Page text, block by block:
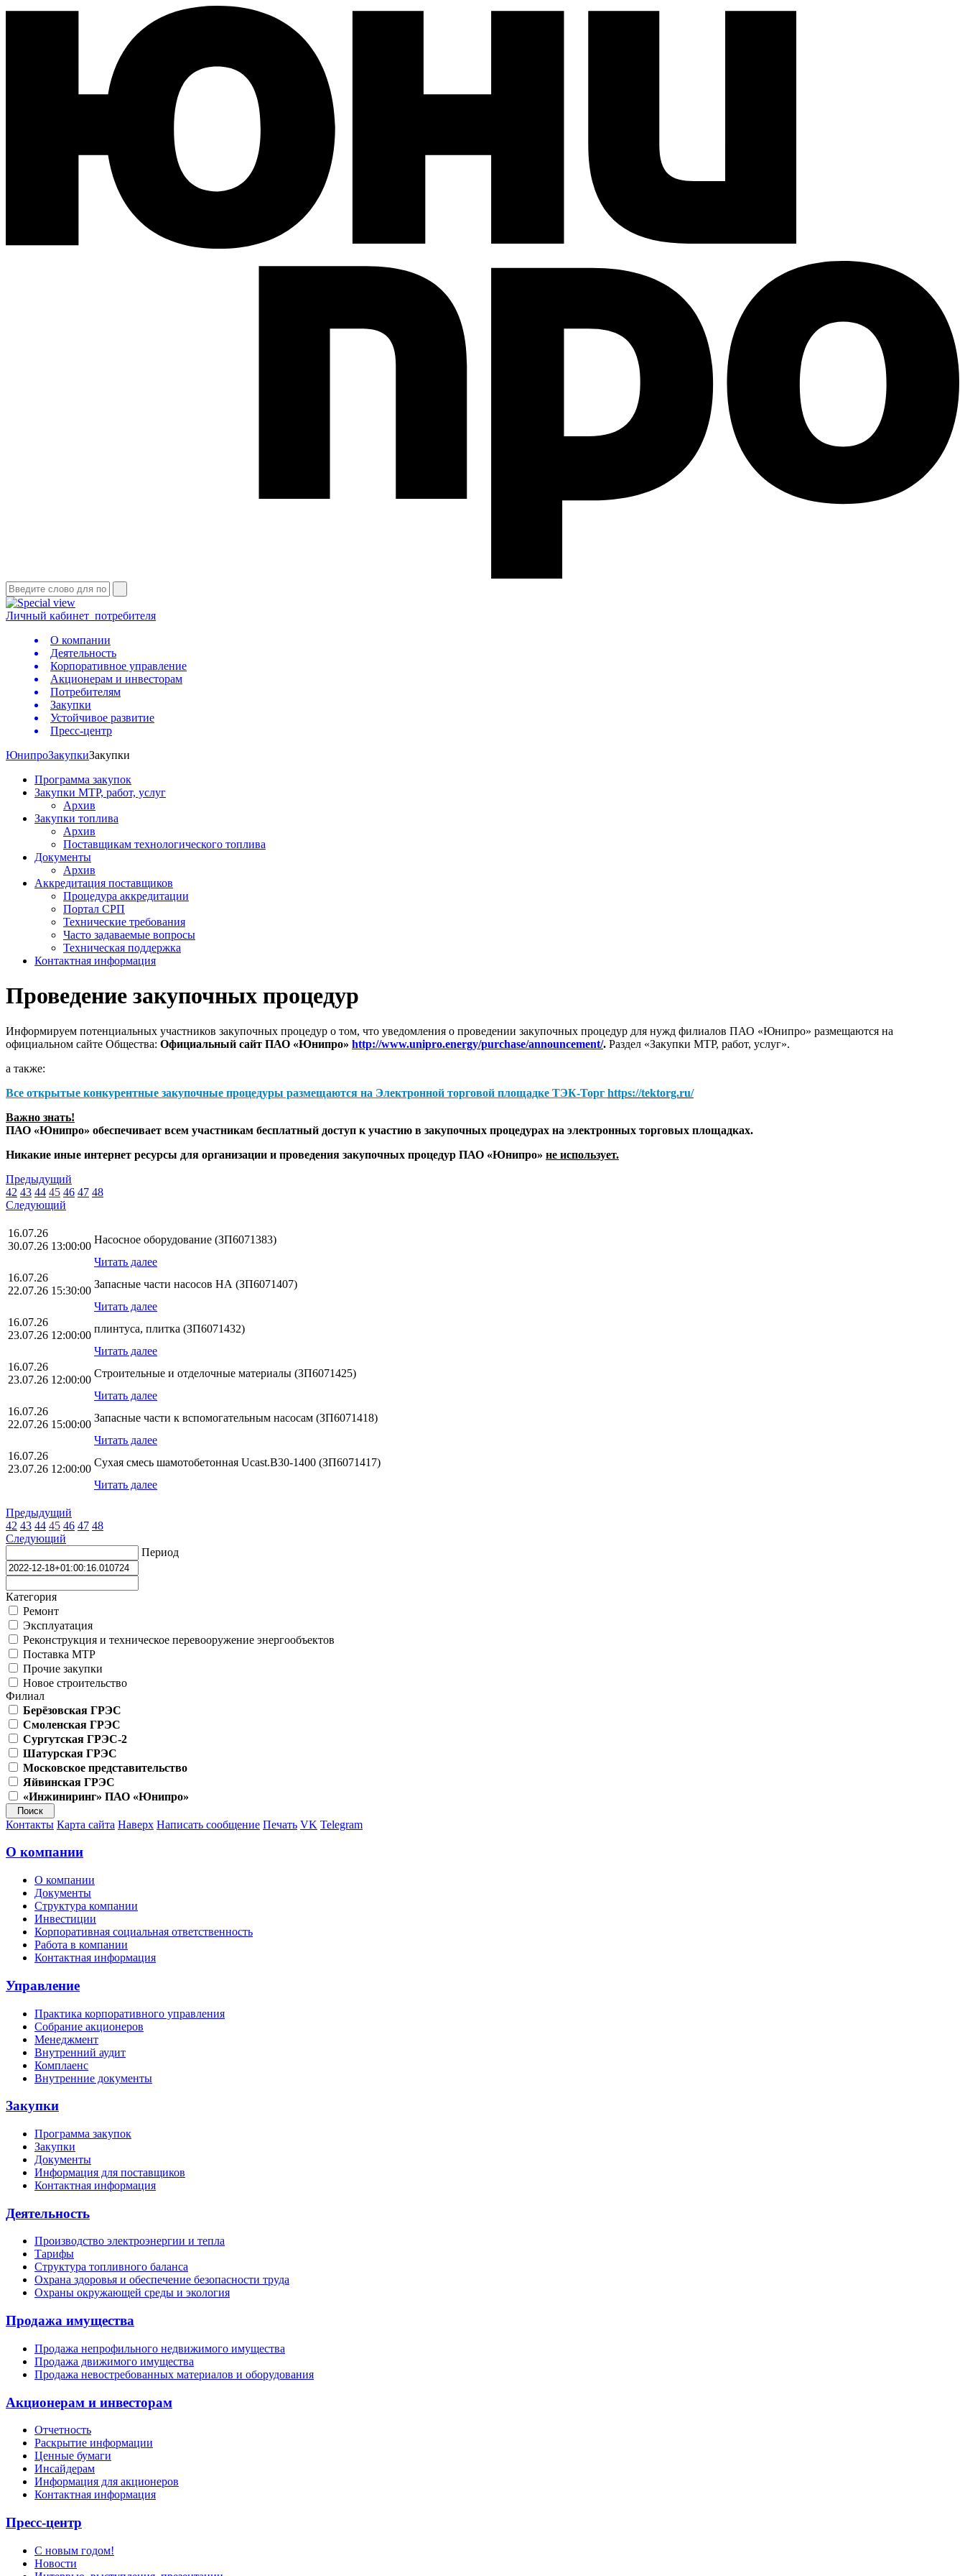
Личный кабинет потребителя
О компании
Деятельность
Корпоративное управление
Акционерам и инвесторам
Потребителям
Закупки
Устойчивое развитие
Пресс-центр
ЮнипроЗакупкиЗакупки
Программа закупок
Закупки МТР, работ, услуг
Архив
Закупки топлива
Архив
Поставщикам технологического топлива
Документы
Архив
Аккредитация поставщиков
Процедура аккредитации
Портал СРП
Технические требования
Часто задаваемые вопросы
Техническая поддержка
Контактная информация
Проведение закупочных процедур
Информируем потенциальных участников закупочных процедур о том, что уведомления о проведении закупочных процедур для нужд филиалов ПАО «Юнипро» размещаются на
официальном сайте Общества: Официальный сайт ПАО «Юнипро» http://www.unipro.energy/purchase/announcement/. Раздел «Закупки МТР, работ, услуг».
а также:
Все открытые конкурентные закупочные процедуры размещаются на Электронной торговой площадке ТЭК-Торг https://tektorg.ru/
Важно знать!
ПАО «Юнипро» обеспечивает всем участникам бесплатный доступ к участию в закупочных процедурах на электронных торговых площадках.
Никакие иные интернет ресурсы для организации и проведения закупочных процедур ПАО «Юнипро» не использует.
Предыдущий
42 43 44 45 46 47 48
Следующий
16.07.26
30.07.26 13:00:00
Насосное оборудование (ЗП6071383)
Читать далее
16.07.26
22.07.26 15:30:00
Запасные части насосов НА (ЗП6071407)
Читать далее
16.07.26
23.07.26 12:00:00
плинтуса, плитка (ЗП6071432)
Читать далее
16.07.26
23.07.26 12:00:00
Строительные и отделочные материалы (ЗП6071425)
Читать далее
16.07.26
22.07.26 15:00:00
Запасные части к вспомогательным насосам (ЗП6071418)
Читать далее
16.07.26
23.07.26 12:00:00
Сухая смесь шамотобетонная Ucast.B30-1400 (ЗП6071417)
Читать далее
Предыдущий
42 43 44 45 46 47 48
Следующий
Период
Категория
Ремонт
Эксплуатация
Реконструкция и техническое перевооружение энергообъектов
Поставка МТР
Прочие закупки
Новое строительство
Филиал
Берёзовская ГРЭС
Смоленская ГРЭС
Сургутская ГРЭС-2
Шатурская ГРЭС
Московское представительство
Яйвинская ГРЭС
«Инжиниринг» ПАО «Юнипро»
Контакты Карта сайта Наверх Написать сообщение Печать VK Telegram
О компании
О компании
Документы
Структура компании
Инвестиции
Корпоративная социальная ответственность
Работа в компании
Контактная информация
Управление
Практика корпоративного управления
Собрание акционеров
Менеджмент
Внутренний аудит
Комплаенс
Внутренние документы
Закупки
Программа закупок
Закупки
Документы
Информация для поставщиков
Контактная информация
Деятельность
Производство электроэнергии и тепла
Тарифы
Структура топливного баланса
Охрана здоровья и обеспечение безопасности труда
Охраны окружающей среды и экология
Продажа имущества
Продажа непрофильного недвижимого имущества
Продажа движимого имущества
Продажа невостребованных материалов и оборудования
Акционерам и инвесторам
Отчетность
Раскрытие информации
Ценные бумаги
Инсайдерам
Информация для акционеров
Контактная информация
Пресс-центр
С новым годом!
Новости